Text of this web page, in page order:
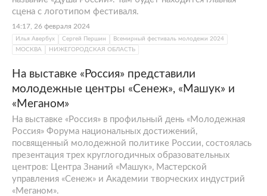
сцена с логотипом фестиваля.
14:17, 26 февраля 2024
Илья Авербух Сергей Першин
Всемирный фестиваль молодежи 2024
МОСКВА
НИЖЕГОРОДСКАЯ ОБЛАСТЬ
На выставке «Россия» представили
молодежные центры «Сенеж», «Машук» и
«Меганом»
На выставке «Россия» в профильный день «Молодежная
Россия» Форума национальных достижений,
посвященный молодежной политике России, состоялась
презентация трех круглогодичных образовательных
центров: Центра Знаний «Машук», Мастерской
управления «Сенеж» и Академии творческих индустрий
«Меганом».